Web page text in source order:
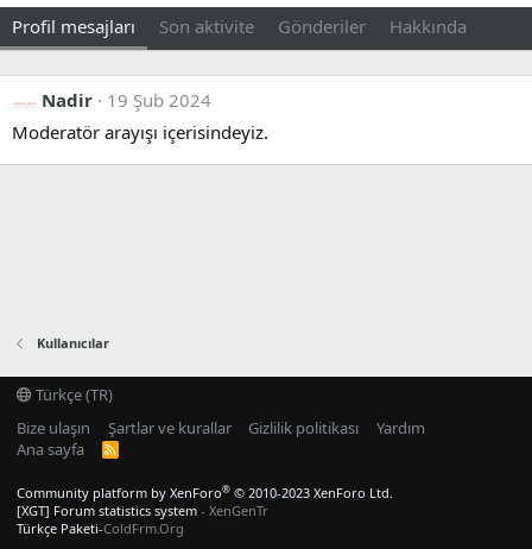
Profil mesajları Son aktivite Gönderiler Hakkında
Nadir
19 Şub 2024
Moderatör arayışı içerisindeyiz.
Kullanıcılar
Türkçe (TR)
Bize ulaşın
Şartlar ve kurallar Gizlilik politikası
Yardım
Ana sayfa
R
Community platform by XenForo® © 2010-2023 XenForo Ltd.
[XGT] Forum statistics system - XenGenTr
Türkçe Paketi-ColdFrm.Org